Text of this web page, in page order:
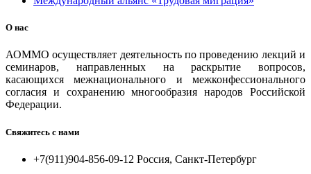
О нас
АОММО осуществляет деятельность по проведению лекций и
семинаров, направленных на раскрытие вопросов,
касающихся межнационального и межконфессионального
согласия и сохранению многообразия народов Российской
Федерации.
Свяжитесь с нами
+7(911)904-856-09-12 Россия, Санкт-Петербург